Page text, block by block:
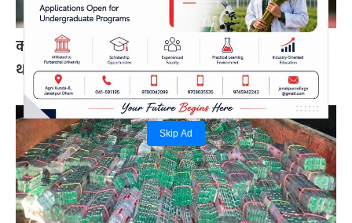
Skip Ad
कांग्रेसको आत्मा नमर्ने गरी एकताबद्ध बनाउँछौँ: गगन
थापा